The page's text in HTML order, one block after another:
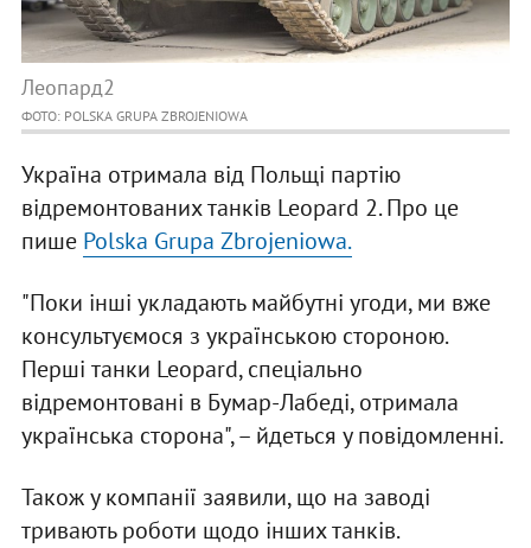
Леопард2
ФОТО: POLSKA GRUPA ZBROJENIOWA
Україна отримала від Польщі партію
відремонтованих танків Leopard 2. Про це
пише Polska Grupa Zbrojeniowa.
"Поки інші укладають майбутні угоди, ми вже
консультуємося з українською стороною.
Перші танки Leopard, спеціально
відремонтовані в Бумар-Лабеді, отримала
українська сторона", – йдеться у повідомленні.
Також у компанії заявили, що на заводі
тривають роботи щодо інших танків.